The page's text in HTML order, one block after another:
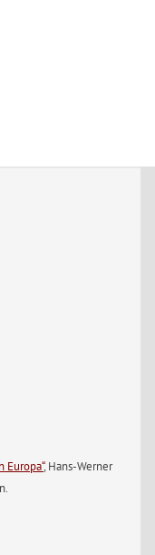
Europa“, Hans-Werner